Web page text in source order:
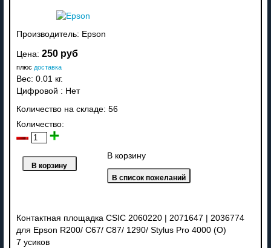
Производитель: Epson
Цена: 250 руб
плюс доставка
Вес: 0.01 кг.
Цифровой : Нет
Количество на складе: 56
Количество:
В корзину
Контактная площадка CSIC 2060220 | 2071647 | 2036774
для Epson R200/ C67/ C87/ 1290/ Stylus Pro 4000 (О)
7 усиков